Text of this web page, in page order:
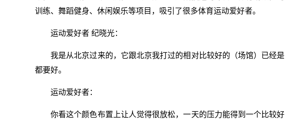
训练、舞蹈健身、休闲娱乐等项目，吸引了很多体育运动爱好者。
运动爱好者 纪晓光：
我是从北京过来的，它跟北京我打过的相对比较好的（场馆）已经
都要好。
运动爱好者：
你看这个颜色布置上让人觉得很放松，一天的压力能得到一个比较